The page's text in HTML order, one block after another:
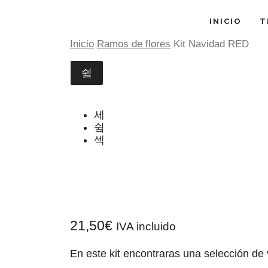
INICIO
Inicio Ramos de flores Kit Navidad RED
21,50€ IVA incluido
En este kit encontraras una selección